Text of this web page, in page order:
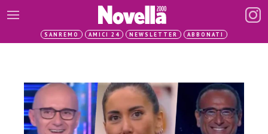
SANREMO AMICI 24 NEWSLETTER ABBONATI